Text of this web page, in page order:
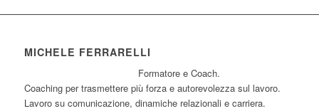
MICHELE FERRARELLI
Formatore e Coach.
Coaching per trasmettere più forza e autorevolezza sul lavoro.
Lavoro su comunicazione, dinamiche relazionali e carriera.